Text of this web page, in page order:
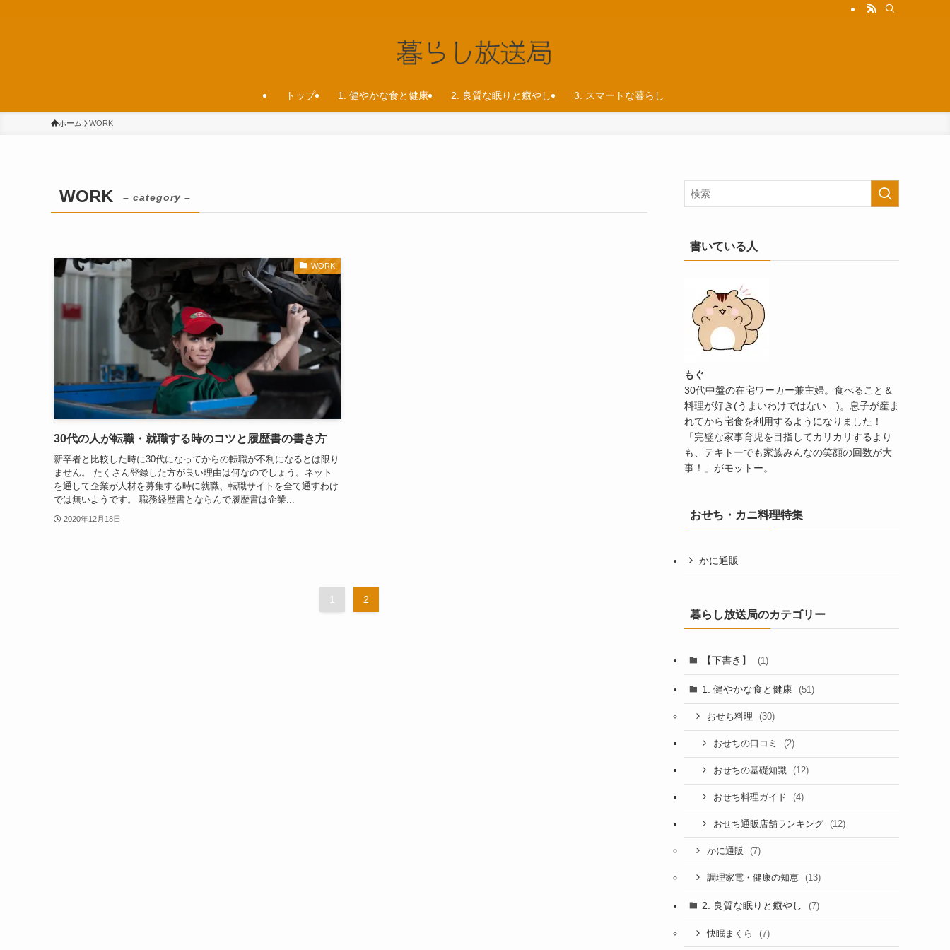
トップ 1. 健やかな食と健康 2. 良質な眠りと癒やし 3. スマートな暮らし
ホーム WORK
WORK – category –
WORK
30代の人が転職・就職する時のコツと履歴書の書き方
新卒者と比較した時に30代になってからの転職が不利になるとは限り
ません。 たくさん登録した方が良い理由は何なのでしょう。ネット
を通して企業が人材を募集する時に就職、転職サイトを全て通すわけ
では無いようです。 職務経歴書とならんで履歴書は企業...
2020年12月18日
1 2
書いている人
もぐ
30代中盤の在宅ワーカー兼主婦。食べること＆
料理が好き(うまいわけではない…)。息子が産ま
れてから宅食を利用するようになりました！
「完璧な家事育児を目指してカリカリするより
も、テキトーでも家族みんなの笑顔の回数が大
事！」がモットー。
おせち・カニ料理特集
かに通販
暮らし放送局のカテゴリー
【下書き】 (1)
1. 健やかな食と健康 (51)
おせち料理 (30)
おせちの口コミ (2)
おせちの基礎知識 (12)
おせち料理ガイド (4)
おせち通販店舗ランキング (12)
かに通販 (7)
調理家電・健康の知恵 (13)
2. 良質な眠りと癒やし (7)
快眠まくら (7)